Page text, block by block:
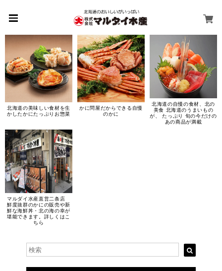
北海道の美味しい食材を生
かしたかにたっぷりお惣菜
かに問屋だからできる自慢
のかに
北海道の自慢の食材、北の
美食 北海道のうまいもの
が、 たっぷり 旬の今だけの
あの商品が満載
マルダイ水産直営二条店
鮮度抜群のかにの販売や新
鮮な海鮮丼・北の海の幸が
堪能できます。詳しくはこ
ちら